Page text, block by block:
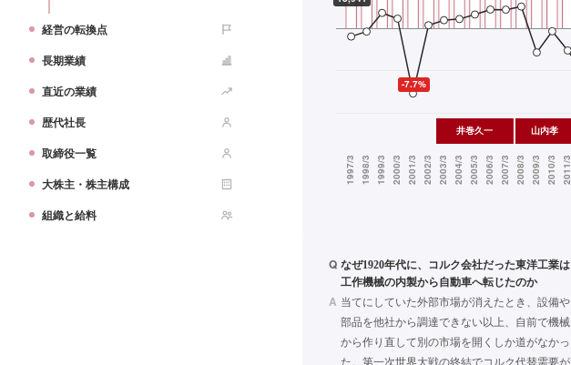
経営の転換点
長期業績
直近の業績
歴代社長
取締役一覧
大株主・株主構成
組織と給料
Q なぜ1920年代に、コルク会社だった東洋工業は
工作機械の内製から自動車へ転じたのか
A 当てにしていた外部市場が消えたとき、設備や
部品を他社から調達できない以上、自前で機械
から作り直して別の市場を開くしか道がなかっ
た。第一次世界大戦の終結でコルク代替需要が